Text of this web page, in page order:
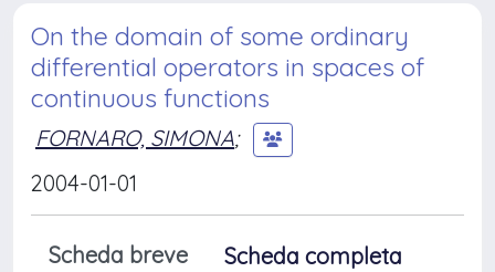
On the domain of some ordinary
differential operators in spaces of
continuous functions
FORNARO, SIMONA;
2004-01-01
Scheda breve
Scheda completa